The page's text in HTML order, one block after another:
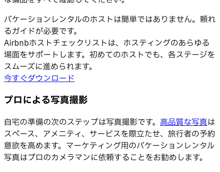
バケーションレンタルのホストは簡単ではありません。頼れ
るガイドが必要です。
Airbnbホストチェックリストは、ホスティングのあらゆる
場面をサポートします。初めてのホストでも、各ステージを
スムーズに進められます。
今すぐダウンロード
プロによる写真撮影
自宅の準備の次のステップは写真撮影です。 高品質な写真は
スペース、アメニティ、サービスを際立たせ、旅行者の予約
意欲を高めます。マーケティング用のバケーションレンタル
写真はプロのカメラマンに依頼することをお勧めします。